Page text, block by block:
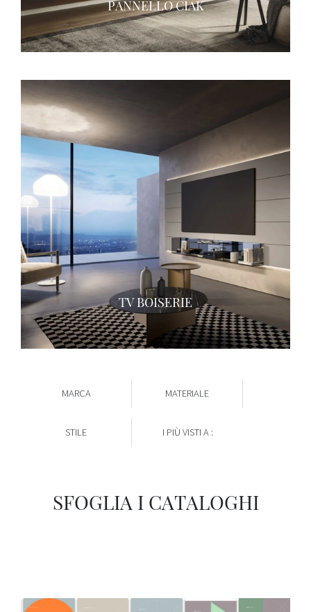
MARCA MATERIALE
STILE I PIÙ VISTI A :
PANNELLO CIAK
TV BOISERIE
SFOGLIA I CATALOGHI